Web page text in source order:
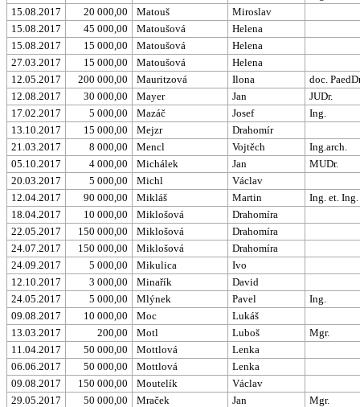
15.08.2017
20 000,00 Matouš
Miroslav
15.08.2017
45 000,00 Matoušová
Helena
15.08.2017
15 000,00 Matoušová
Helena
27.03.2017
15 000,00 Matoušová
Helena
12.05.2017
200 000,00 Mauritzová Ilona
doc.
12.08.2017
30 000,00 Mayer Jan
JUDr.
17.02.2017
5 000,00 Mazáč Josef
Ing.
13.10.2017
15 000,00 Mejzr
Drahomír
21.03.2017
8 000,00 Mencl Vojtěch
Ing.arch.
05.10.2017
4 000,00 Michálek Jan
MUDr.
20.03.2017
5 000,00 Michl
Václav
12.04.2017
90 000,00 Mikláš Martin
Ing. et. Ing.
18.04.2017
10 000,00 Miklošová
Drahomíra
22.05.2017
150 000,00 Miklošová
Drahomíra
24.07.2017
150 000,00 Miklošová
Drahomíra
24.09.2017
5 000,00 Mikulica
Ivo
12.10.2017
3 000,00 Minařík
David
24.05.2017
5 000,00 Mlýnek Pavel
Ing.
09.08.2017
10 000,00 Moc
Lukáš
13.03.2017
200,00 Motl Luboš
Mgr.
11.04.2017
50 000,00 Mottlová
Lenka
06.06.2017
50 000,00 Mottlová
Lenka
09.08.2017
150 000,00 Moutelík
Václav
29.05.2017
50 000,00 Mraček Jan
Mgr.